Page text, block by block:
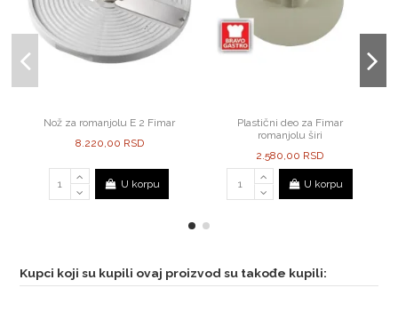
Nož za romanjolu E 2 Fimar
8.220,00 RSD
U korpu
Plastični deo za Fimar
romanjolu širi
2.580,00 RSD
U korpu
Kupci koji su kupili ovaj proizvod su takođe kupili: